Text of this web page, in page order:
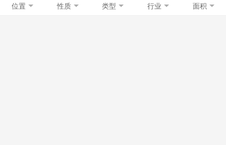
位置 性质 类型 行业 面积